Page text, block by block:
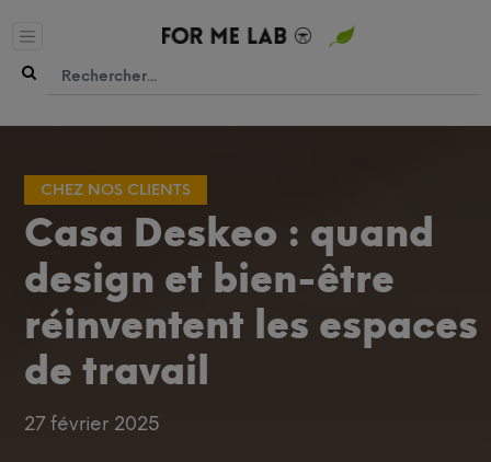
CHEZ NOS CLIENTS
Casa Deskeo : quand
design et bien-être
réinventent les espaces
de travail
27 février 2025